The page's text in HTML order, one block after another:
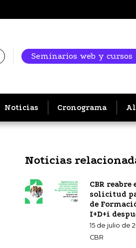
Seminarios web y cursos
Noticias Cronograma
Noticias
CBR reabre
solicitud
de
I+D+i
15 de julio de
CBR